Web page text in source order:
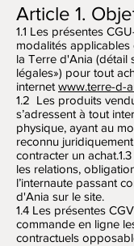
Article 1.
1.1 Les présentes
modalités applicables
la Terre d'Ania (détail
légales») pour tout
internet www.terre-d-
1.2 Les produits
s’adressent à tout
physique, ayant au
reconnu
contracter un
les relations,
l’internaute passant
d'Ania sur le site.
1.4 Les présentes
commande en ligne
contractuels